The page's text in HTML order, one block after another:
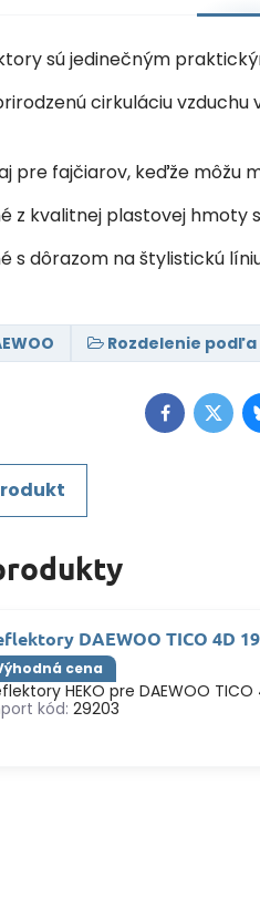
sú jedinečným
cirkuláciu
pre fajčiarov, keďže môžu
z kvalitnej plastovej
s dôrazom na štylistickú
Rozdelenie
Facebook
DAEWOO TICO 4D
cena
HEKO pre DAEWOO
kód: 29203